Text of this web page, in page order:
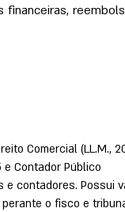
financeiras,
Comercial (LL.M.,
Contador Público
e contadores. Possui
o fisco e